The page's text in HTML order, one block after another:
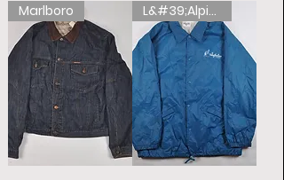
Marlboro L&#39;Alpina australienne